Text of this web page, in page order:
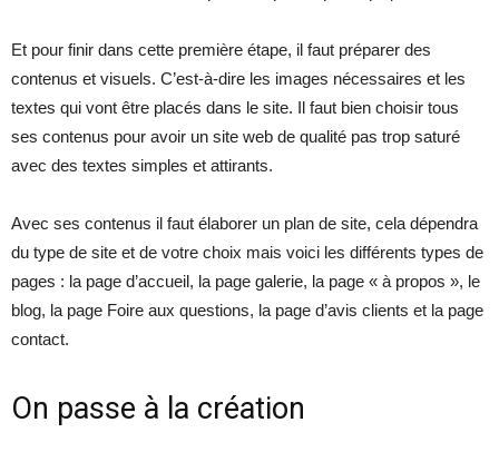
Et pour finir dans cette première étape, il faut préparer des
contenus et visuels. C’est-à-dire les images nécessaires et les
textes qui vont être placés dans le site. Il faut bien choisir tous
ses contenus pour avoir un site web de qualité pas trop saturé
avec des textes simples et attirants.
Avec ses contenus il faut élaborer un plan de site, cela dépendra
du type de site et de votre choix mais voici les différents types de
pages : la page d’accueil, la page galerie, la page « à propos », le
blog, la page Foire aux questions, la page d’avis clients et la page
contact.
On passe à la création